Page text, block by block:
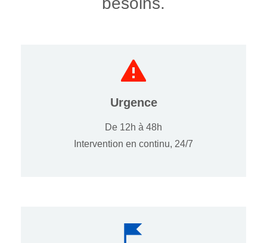
Urgence
De 12h à 48h
Intervention en continu, 24/7